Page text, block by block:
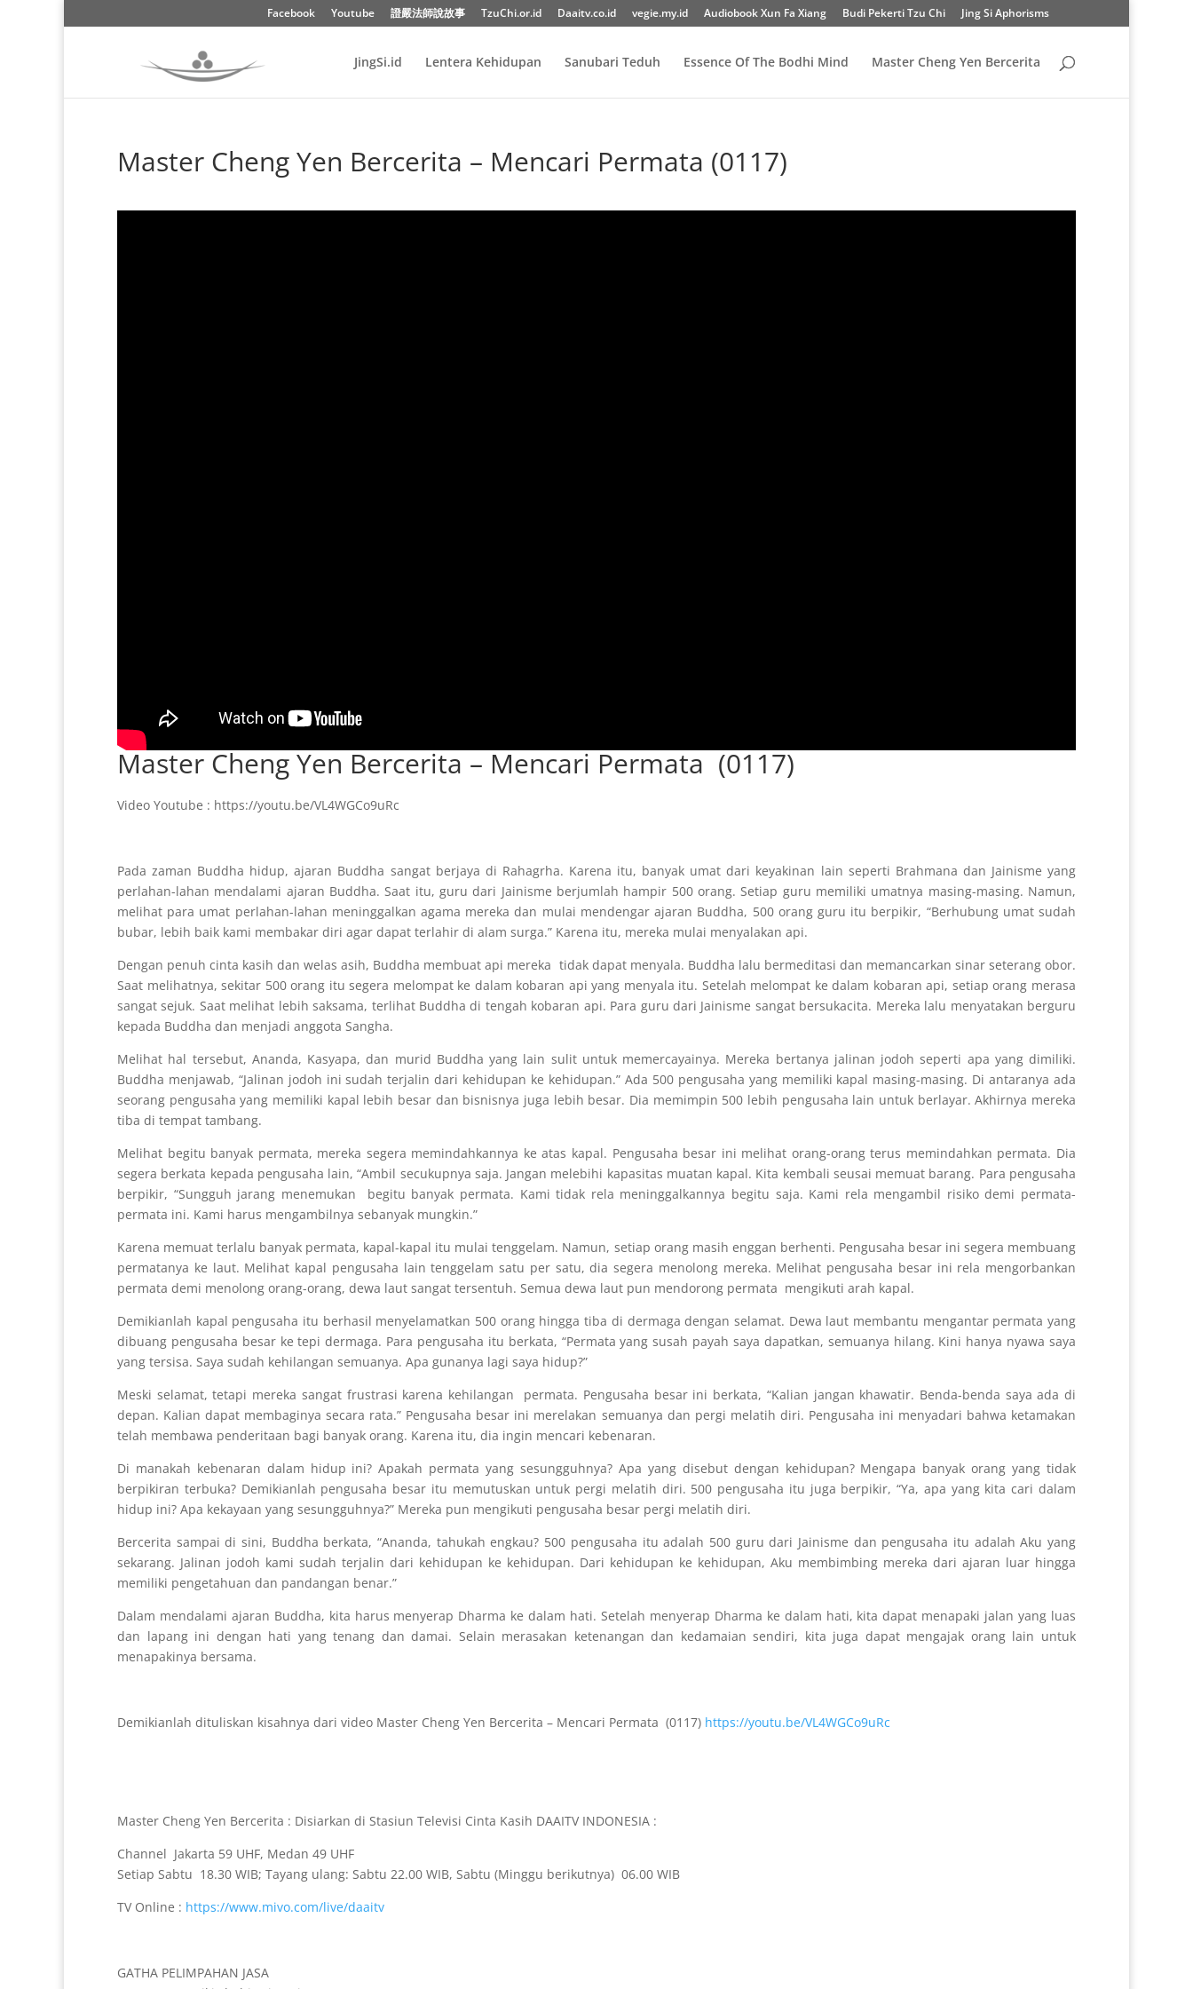
Facebook Youtube 證嚴法師說故事 TzuChi.or.id Daaitv.co.id vegie.my.id Audiobook Xun Fa Xiang Budi Pekerti Tzu Chi Jing Si Aphorisms
JingSi.id Lentera Kehidupan Sanubari Teduh Essence Of The Bodhi Mind Master Cheng Yen Bercerita
Master Cheng Yen Bercerita – Mencari Permata (0117)
Master Cheng Yen Bercerita – Mencari Permata (0117)
Video Youtube : https://youtu.be/VL4WGCo9uRc
Pada zaman Buddha hidup, ajaran Buddha sangat berjaya di Rahagrha. Karena itu, banyak umat dari keyakinan lain seperti Brahmana dan Jainisme yang
perlahan-lahan mendalami ajaran Buddha. Saat itu, guru dari Jainisme berjumlah hampir 500 orang. Setiap guru memiliki umatnya masing-masing. Namun,
melihat para umat perlahan-lahan meninggalkan agama mereka dan mulai mendengar ajaran Buddha, 500 orang guru itu berpikir, “Berhubung umat sudah
bubar, lebih baik kami membakar diri agar dapat terlahir di alam surga.” Karena itu, mereka mulai menyalakan api.
Dengan penuh cinta kasih dan welas asih, Buddha membuat api mereka tidak dapat menyala. Buddha lalu bermeditasi dan memancarkan sinar seterang obor.
Saat melihatnya, sekitar 500 orang itu segera melompat ke dalam kobaran api yang menyala itu. Setelah melompat ke dalam kobaran api, setiap orang merasa
sangat sejuk. Saat melihat lebih saksama, terlihat Buddha di tengah kobaran api. Para guru dari Jainisme sangat bersukacita. Mereka lalu menyatakan berguru
kepada Buddha dan menjadi anggota Sangha.
Melihat hal tersebut, Ananda, Kasyapa, dan murid Buddha yang lain sulit untuk memercayainya. Mereka bertanya jalinan jodoh seperti apa yang dimiliki.
Buddha menjawab, “Jalinan jodoh ini sudah terjalin dari kehidupan ke kehidupan.” Ada 500 pengusaha yang memiliki kapal masing-masing. Di antaranya ada
seorang pengusaha yang memiliki kapal lebih besar dan bisnisnya juga lebih besar. Dia memimpin 500 lebih pengusaha lain untuk berlayar. Akhirnya mereka
tiba di tempat tambang.
Melihat begitu banyak permata, mereka segera memindahkannya ke atas kapal. Pengusaha besar ini melihat orang-orang terus memindahkan permata. Dia
segera berkata kepada pengusaha lain, “Ambil secukupnya saja. Jangan melebihi kapasitas muatan kapal. Kita kembali seusai memuat barang. Para pengusaha
berpikir, “Sungguh jarang menemukan begitu banyak permata. Kami tidak rela meninggalkannya begitu saja. Kami rela mengambil risiko demi permata-
permata ini. Kami harus mengambilnya sebanyak mungkin.”
Karena memuat terlalu banyak permata, kapal-kapal itu mulai tenggelam. Namun, setiap orang masih enggan berhenti. Pengusaha besar ini segera membuang
permatanya ke laut. Melihat kapal pengusaha lain tenggelam satu per satu, dia segera menolong mereka. Melihat pengusaha besar ini rela mengorbankan
permata demi menolong orang-orang, dewa laut sangat tersentuh. Semua dewa laut pun mendorong permata mengikuti arah kapal.
Demikianlah kapal pengusaha itu berhasil menyelamatkan 500 orang hingga tiba di dermaga dengan selamat. Dewa laut membantu mengantar permata yang
dibuang pengusaha besar ke tepi dermaga. Para pengusaha itu berkata, “Permata yang susah payah saya dapatkan, semuanya hilang. Kini hanya nyawa saya
yang tersisa. Saya sudah kehilangan semuanya. Apa gunanya lagi saya hidup?”
Meski selamat, tetapi mereka sangat frustrasi karena kehilangan permata. Pengusaha besar ini berkata, “Kalian jangan khawatir. Benda-benda saya ada di
depan. Kalian dapat membaginya secara rata.” Pengusaha besar ini merelakan semuanya dan pergi melatih diri. Pengusaha ini menyadari bahwa ketamakan
telah membawa penderitaan bagi banyak orang. Karena itu, dia ingin mencari kebenaran.
Di manakah kebenaran dalam hidup ini? Apakah permata yang sesungguhnya? Apa yang disebut dengan kehidupan? Mengapa banyak orang yang tidak
berpikiran terbuka? Demikianlah pengusaha besar itu memutuskan untuk pergi melatih diri. 500 pengusaha itu juga berpikir, “Ya, apa yang kita cari dalam
hidup ini? Apa kekayaan yang sesungguhnya?” Mereka pun mengikuti pengusaha besar pergi melatih diri.
Bercerita sampai di sini, Buddha berkata, “Ananda, tahukah engkau? 500 pengusaha itu adalah 500 guru dari Jainisme dan pengusaha itu adalah Aku yang
sekarang. Jalinan jodoh kami sudah terjalin dari kehidupan ke kehidupan. Dari kehidupan ke kehidupan, Aku membimbing mereka dari ajaran luar hingga
memiliki pengetahuan dan pandangan benar.”
Dalam mendalami ajaran Buddha, kita harus menyerap Dharma ke dalam hati. Setelah menyerap Dharma ke dalam hati, kita dapat menapaki jalan yang luas
dan lapang ini dengan hati yang tenang dan damai. Selain merasakan ketenangan dan kedamaian sendiri, kita juga dapat mengajak orang lain untuk
menapakinya bersama.
Demikianlah dituliskan kisahnya dari video Master Cheng Yen Bercerita – Mencari Permata (0117) https://youtu.be/VL4WGCo9uRc
Master Cheng Yen Bercerita : Disiarkan di Stasiun Televisi Cinta Kasih DAAITV INDONESIA :
Channel Jakarta 59 UHF, Medan 49 UHF
Setiap Sabtu 18.30 WIB; Tayang ulang: Sabtu 22.00 WIB, Sabtu (Minggu berikutnya) 06.00 WIB
TV Online : https://www.mivo.com/live/daaitv
GATHA PELIMPAHAN JASA